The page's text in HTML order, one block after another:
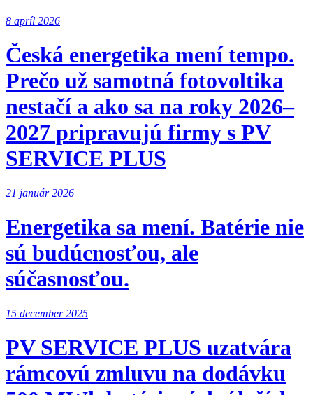
8 apríl 2026
Česká energetika mení tempo.
Prečo už samotná fotovoltika
nestačí a ako sa na roky 2026–
2027 pripravujú firmy s PV
SERVICE PLUS
21 január 2026
Energetika sa mení. Batérie nie
sú budúcnosťou, ale
súčasnosťou.
15 december 2025
PV SERVICE PLUS uzatvára
rámcovú zmluvu na dodávku